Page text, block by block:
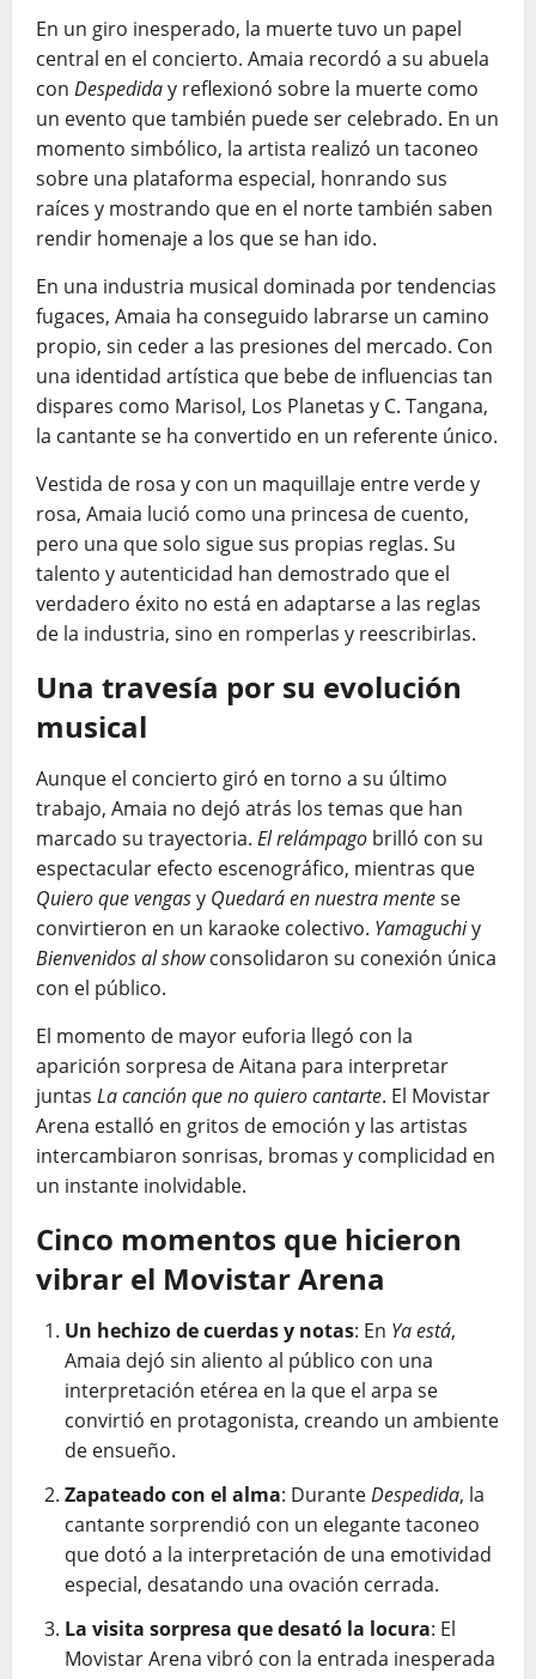
En un giro inesperado, la muerte tuvo un papel
central en el concierto. Amaia recordó a su abuela
con Despediday reflexionó sobre la muerte como
un evento que también puede ser celebrado. En un
momento simbólico, la artista realizó un taconeo
sobre una plataforma especial, honrando sus
raíces y mostrando que en el norte también saben
rendir homenaje a los que se han ido.
En una industria musical dominada por tendencias
fugaces, Amaia ha conseguido labrarse un camino
propio, sin ceder a las presiones del mercado. Con
una identidad artística que bebe de influencias tan
dispares como Marisol, Los Planetas y C. Tangana,
la cantante se ha convertido en un referente único.
Vestida de rosa y con un maquillaje entre verde y
rosa, Amaia lució como una princesa de cuento,
pero una que solo sigue sus propias reglas. Su
talento y autenticidad han demostrado que el
verdadero éxito no está en adaptarse a las reglas
de la industria, sino en romperlas y reescribirlas.
Una travesía por su evolución
musical
Aunque el concierto giró en torno a su último
trabajo, Amaia no dejó atrás los temas que han
marcado su trayectoria. El relámpago brilló con su
espectacular efecto escenográfico, mientras que
Quiero que vengasy Quedará en nuestra mentese
convirtieron en un karaoke colectivo. Yamaguchiy
Bienvenidos al showconsolidaron su conexión única
con el público.
El momento de mayor euforia llegó con la
aparición sorpresa de Aitana para interpretar
juntas La canción que no quiero cantarte. El Movistar
Arena estalló en gritos de emoción y las artistas
intercambiaron sonrisas, bromas y complicidad en
un instante inolvidable.
Cinco momentos que hicieron
vibrar el Movistar Arena
Un hechizo de cuerdas y notas: En Ya está,
Amaia dejó sin aliento al público con una
interpretación etérea en la que el arpa se
convirtió en protagonista, creando un ambiente
de ensueño.
Zapateado con el alma: DuranteDespedida, la
cantante sorprendió con un elegante taconeo
que dotó a la interpretación de una emotividad
especial, desatando una ovación cerrada.
La visita sorpresa que desató la locura: El
Movistar Arena vibró con la entrada inesperada